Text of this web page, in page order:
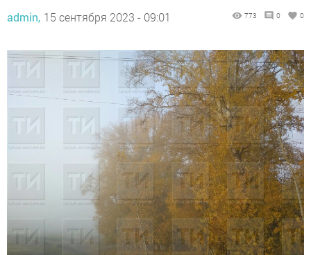
admin, 15 сентября 2023 - 09:01 773 0 0